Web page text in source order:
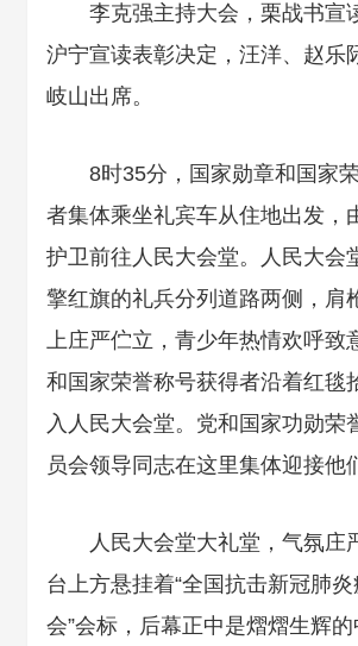
李克强主持大会，栗战书宣
沪宁宣读表彰决定，汪洋、赵乐
岐山出席。
8时35分，国家勋章和国家
者集体乘坐礼宾车从住地出发，
护卫前往人民大会堂。人民大会
擎红旗的礼兵分列道路两侧，肩
上庄严伫立，青少年热情欢呼致
和国家荣誉称号获得者沿着红毯
入人民大会堂。党和国家功勋荣
员会领导同志在这里集体迎接他
人民大会堂大礼堂，气氛庄
台上方悬挂着“全国抗击新冠肺
会”会标，后幕正中是熠熠生辉